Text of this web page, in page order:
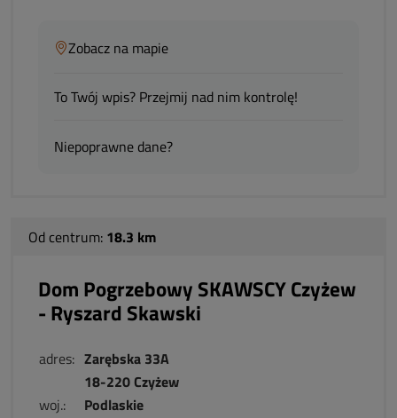
Zobacz na mapie
To Twój wpis? Przejmij nad nim kontrolę!
Niepoprawne dane?
Od centrum: 18.3 km
Dom Pogrzebowy SKAWSCY Czyżew
- Ryszard Skawski
adres: Zarębska 33A
18-220 Czyżew
woj.:
Podlaskie